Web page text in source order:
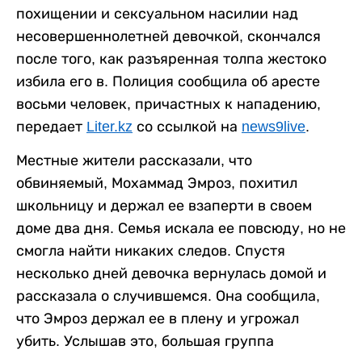
похищении и сексуальном насилии над
несовершеннолетней девочкой, скончался
после того, как разъяренная толпа жестоко
избила его в. Полиция сообщила об аресте
восьми человек, причастных к нападению,
передает Liter.kz со ссылкой на news9live.
Местные жители рассказали, что
обвиняемый, Мохаммад Эмроз, похитил
школьницу и держал ее взаперти в своем
доме два дня. Семья искала ее повсюду, но не
смогла найти никаких следов. Спустя
несколько дней девочка вернулась домой и
рассказала о случившемся. Она сообщила,
что Эмроз держал ее в плену и угрожал
убить. Услышав это, большая группа